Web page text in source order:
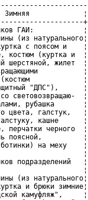
¦
+
ГАИ:            ¦
(из натурального¦
с поясом и    ¦
костюм (куртка и  ¦
шерстяной, жилет  ¦
¦
(костюм             ¦
"ДПС"),      ¦
световозвращаю-  ¦
рубашка       ¦
цвета, галстук,   ¦
кашне      ¦
перчатки черного  ¦
поясной,          ¦
на меху    ¦
¦
подразделений   ¦
¦
(из натурального¦
и брюки зимние¦
камуфляж",     ¦